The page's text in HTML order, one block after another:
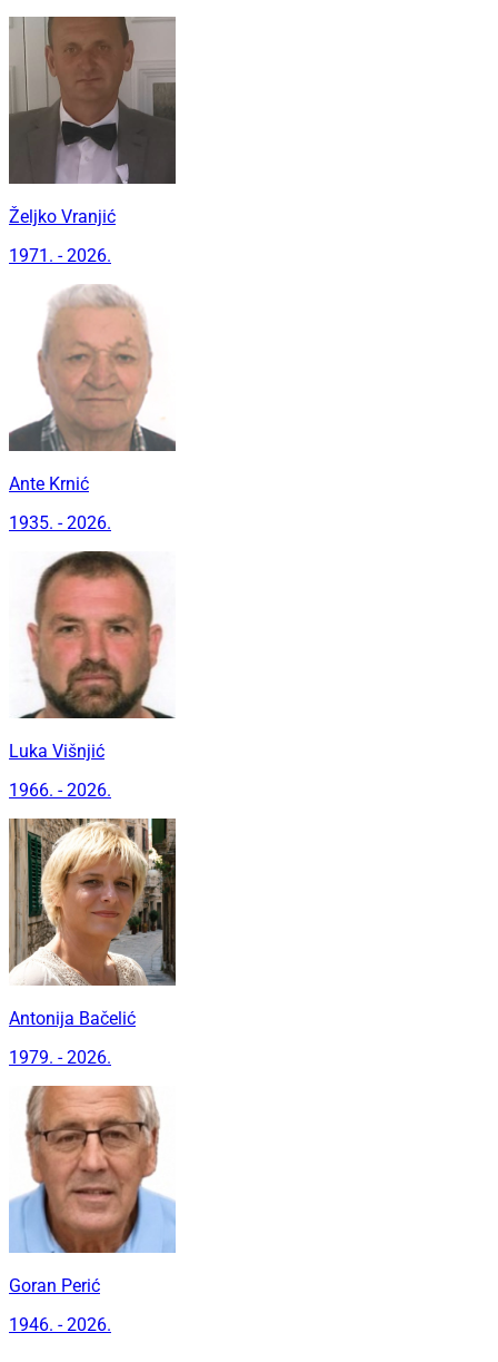
Željko Vranjić
1971. - 2026.
Ante Krnić
1935. - 2026.
Luka Višnjić
1966. - 2026.
Antonija Bačelić
1979. - 2026.
Goran Perić
1946. - 2026.